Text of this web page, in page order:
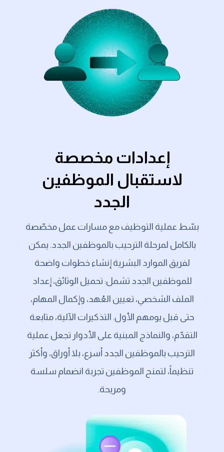
إعدادات مخصصة
لاستقبال الموظفين
الجدد
بسّط عملية التوظيف مع مسارات عمل مخصّصة
بالكامل لمرحلة الترحيب بالموظفين الجدد. يمكن
لفريق الموارد البشرية إنشاء خطوات واضحة
للموظفين الجدد تشمل: تحميل الوثائق، إعداد
الملف الشخصي، تعيين العُهد، وإكمال المهام،
حتى قبل يومهم الأول. التذكيرات الآلية، متابعة
التقدّم، والنماذج المبنية على الأدوار تجعل عملية
الترحيب بالموظفين الجدد أسرع، بلا أوراق، وأكثر
تنظيماً، لتمنح الموظفين تجربة انضمام سلسة
ومريحة.